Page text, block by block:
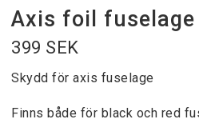
Axis foil fuselage
399 SEK
Skydd för axis fuselage
Finns både för black och red